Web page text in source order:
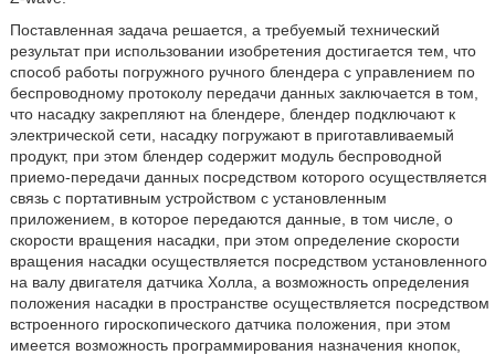
Поставленная задача решается, а требуемый технический
результат при использовании изобретения достигается тем, что
способ работы погружного ручного блендера с управлением по
беспроводному протоколу передачи данных заключается в том,
что насадку закрепляют на блендере, блендер подключают к
электрической сети, насадку погружают в приготавливаемый
продукт, при этом блендер содержит модуль беспроводной
приемо-передачи данных посредством которого осуществляется
связь с портативным устройством с установленным
приложением, в которое передаются данные, в том числе, о
скорости вращения насадки, при этом определение скорости
вращения насадки осуществляется посредством установленного
на валу двигателя датчика Холла, а возможность определения
положения насадки в пространстве осуществляется посредством
встроенного гироскопического датчика положения, при этом
имеется возможность программирования назначения кнопок,